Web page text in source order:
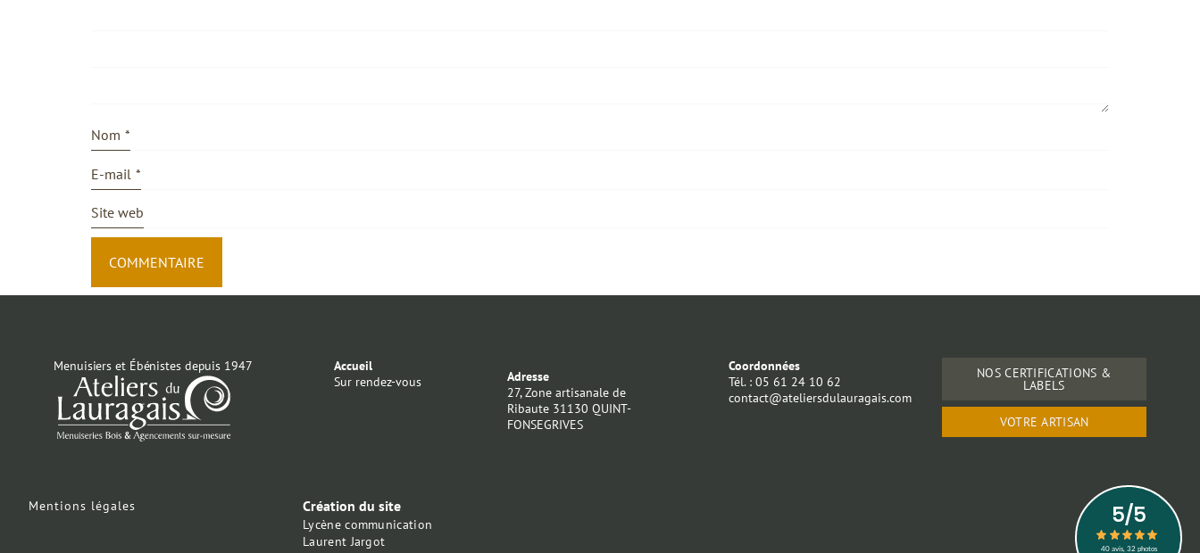
Nom *
E-mail *
Site web
Menuisiers et Ébénistes depuis 1947
Accueil
Sur rendez-vous
Adresse
27, Zone artisanale de
Ribaute 31130 QUINT-
FONSEGRIVES
Coordonnées
Tél. : 05 61 24 10 62
contact@ateliersdulauragais.com
NOS CERTIFICATIONS &
LABELS
VOTRE ARTISAN
Mentions légales
Lycène communication
Création du site
Laurent Jargot